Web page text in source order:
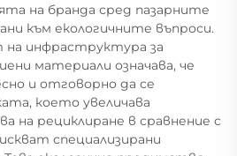
на бранда сред пазарните
към екологичните въпроси.
инфраструктура за
материали означава, че
и отговорно да се
което увеличава
на рециклиране в сравнение с
специализирани